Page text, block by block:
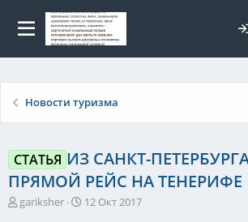
Новости туризма
СТАТЬЯ ИЗ САНКТ-
ПРЯМОЙ РЕЙС НА ТЕНЕРИФЕ
А
gariksher
Д12 Окт 2017
Для любых
сайту: